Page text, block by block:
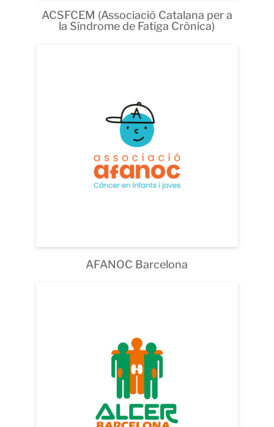
ACSFCEM (Associació Catalana per a
la Síndrome de Fatiga Crònica)
AFANOC Barcelona